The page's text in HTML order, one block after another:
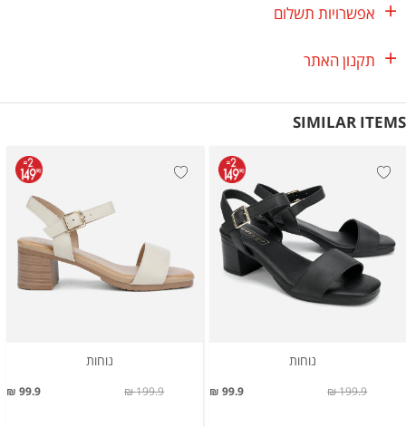
אפשרויות תשלום
תקנון האתר
SIMILAR ITEMS
נוחות
99.9 ₪ 199.9 ₪
נוחות
99.9 ₪ 199.9 ₪